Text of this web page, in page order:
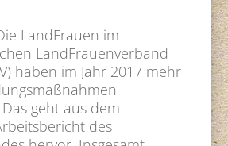
LandFrauen im
LandFrauenverband
haben im Jahr 2017 mehr
geht aus dem
des